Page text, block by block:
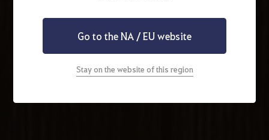
Go to the NA / EU website
Stay on the website of this region